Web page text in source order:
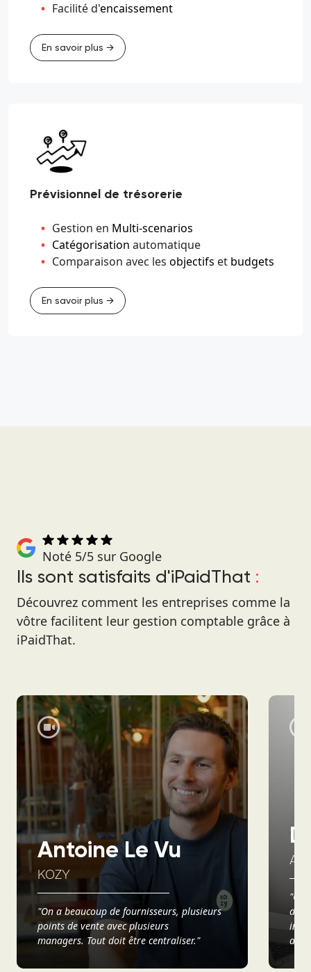
Facilité d'encaissement
En savoir plus →
Prévisionnel de trésorerie
Gestion en Multi-scenarios
Catégorisation automatique
Comparaison avec les objectifs et budgets
En savoir plus →
Noté 5/5 sur Google
Ils sont satisfaits d'iPaidThat :
Découvrez comment les entreprises comme la
vôtre facilitent leur gestion comptable grâce à
iPaidThat.
Antoine Le Vu
KOZY
"On a beaucoup de fournisseurs, plusieurs
points de vente avec plusieurs
managers. Tout doit être centraliser."
"Ce